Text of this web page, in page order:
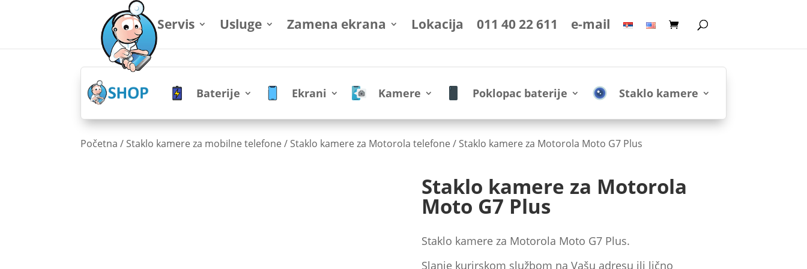
Servis Usluge Zamena ekrana Lokacija 011 40 22 611 e-mail
Baterije Ekrani Kamere Poklopac baterije Staklo kamere
Početna / Staklo kamere za mobilne telefone / Staklo kamere za Motorola telefone / Staklo kamere za Motorola Moto G7 Plus
Staklo kamere za Motorola
Moto G7 Plus
Staklo kamere za Motorola Moto G7 Plus.
Slanje kurirskom službom na Vašu adresu ili lično